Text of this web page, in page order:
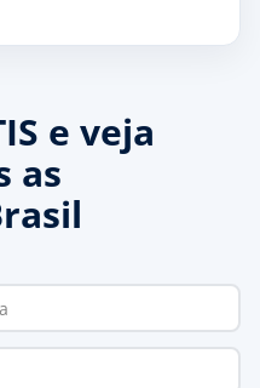
e veja
as